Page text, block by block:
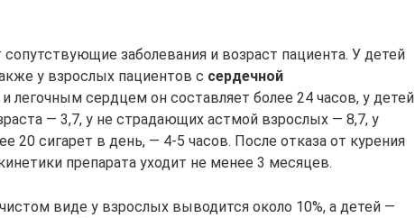
заболевания и возраст пациента. У детей
у взрослых пациентов с сердечной
легочным сердцем он составляет более 24 часов, у детей
— 3,7, у не страдающих астмой взрослых — 8,7, у
20 сигарет в день, — 4-5 часов. После отказа от курения
препарата уходит не менее 3 месяцев.
виде у взрослых выводится около 10%, а детей —